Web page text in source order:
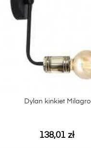
Dylan kinkiet Milagro
Cena
138,01 zł